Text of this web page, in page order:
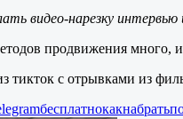
видео-нарезку
продвижения много,
тикток с отрывками из
бесплатнокакнабрать